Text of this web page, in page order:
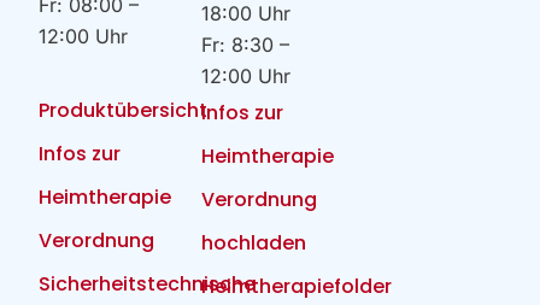
12:00 Uhr
Produktübersicht
Infos zur
Heimtherapie
Verordnung
Sicherheitstechnische
18:00 Uhr
Fr: 8:30 –
12:00 Uhr
Infos zur
Heimtherapie
Verordnung
hochladen
Heimtherapiefolder